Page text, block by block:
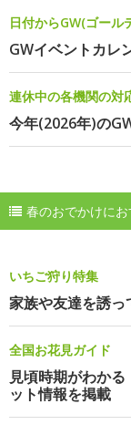
日付からGW(ゴール
GWイベントカレ
連休中の各機関の対
今年(2026年)の
春のおでかけに
いちご狩り特集
家族や友達を誘っ
全国お花見ガイド
見頃時期がわか
ット情報を掲載